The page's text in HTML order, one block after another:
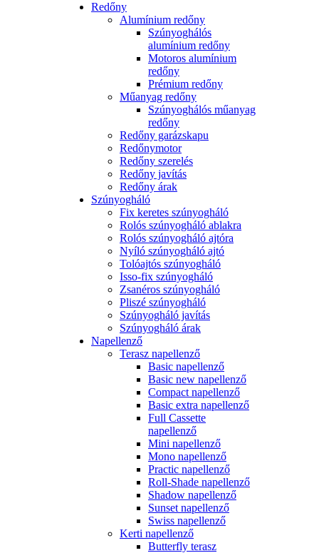
Redőny
Alumínium redőny
Szúnyoghálós
alumínium redőny
Motoros alumínium
redőny
Prémium redőny
Műanyag redőny
Szúnyoghálós műanyag
redőny
Redőny garázskapu
Redőnymotor
Redőny szerelés
Redőny javítás
Redőny árak
Szúnyogháló
Fix keretes szúnyogháló
Rolós szúnyogháló ablakra
Rolós szúnyogháló ajtóra
Nyíló szúnyogháló ajtó
Tolóajtós szúnyogháló
Isso-fix szúnyogháló
Zsanéros szúnyogháló
Pliszé szúnyogháló
Szúnyogháló javítás
Szúnyogháló árak
Napellenző
Terasz napellenző
Basic napellenző
Basic new napellenző
Compact napellenző
Basic extra napellenző
Full Cassette
napellenző
Mini napellenző
Mono napellenző
Practic napellenző
Roll-Shade napellenző
Shadow napellenző
Sunset napellenző
Swiss napellenző
Kerti napellenző
Butterfly terasz